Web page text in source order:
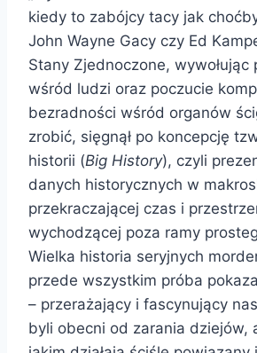
kiedy to zabójcy tacy jak
John Wayne Gacy czy Ed
Stany Zjednoczone, wywołując
wśród ludzi oraz poczucie
bezradności wśród organów
zrobić, sięgnął po koncepcję
historii (Big History), czyli
danych historycznych w
przekraczającej czas i
wychodzącej poza ramy
Wielka historia seryjnych
przede wszystkim próba
– przerażający i fascynujący
byli obecni od zarania dziejów,